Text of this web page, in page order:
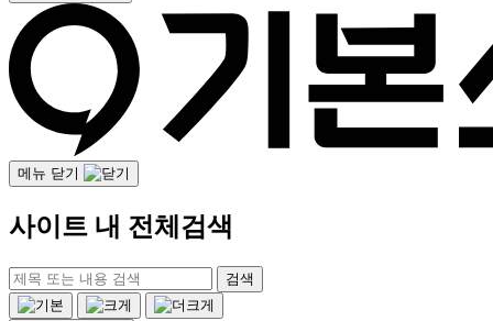
메뉴 닫기
사이트 내 전체검색
검색